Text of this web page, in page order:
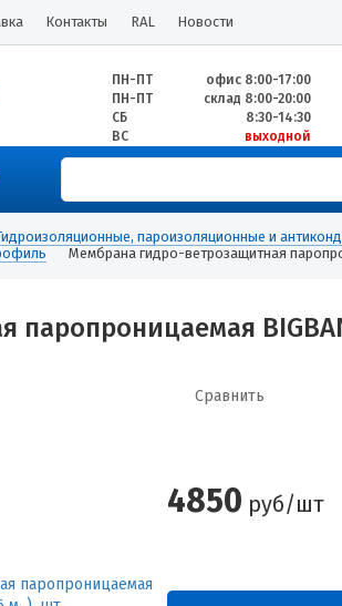
Контакты RAL Новости
ПН-ПТ
офис 8:00-17:00
ПН-ПТ
склад 8:00-20:00
СБ
8:30-14:30
ВС
выходной
пароизоляционные и
Мембрана гидро-ветрозащитная
Сравнить
4850 руб/шт